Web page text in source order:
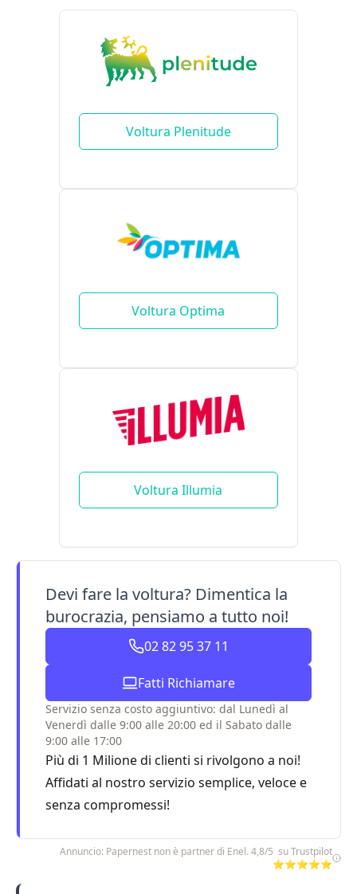
Voltura Plenitude
Voltura Optima
Voltura Illumia
Devi fare la voltura? Dimentica la
burocrazia, pensiamo a tutto noi!
02 82 95 37 11
Fatti Richiamare
Servizio senza costo aggiuntivo: dal Lunedì al
Venerdì dalle 9:00 alle 20:00 ed il Sabato dalle
9:00 alle 17:00
Più di 1 Milione di clienti si rivolgono a noi!
Affidati al nostro servizio semplice, veloce e
senza compromessi!
Annuncio: Papernest non è partner di Enel. 4,8/5 su Trustpilot
⭐⭐⭐⭐⭐